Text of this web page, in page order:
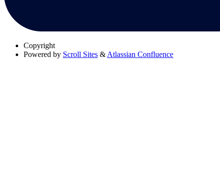
Copyright
Powered by Scroll Sites & Atlassian Confluence